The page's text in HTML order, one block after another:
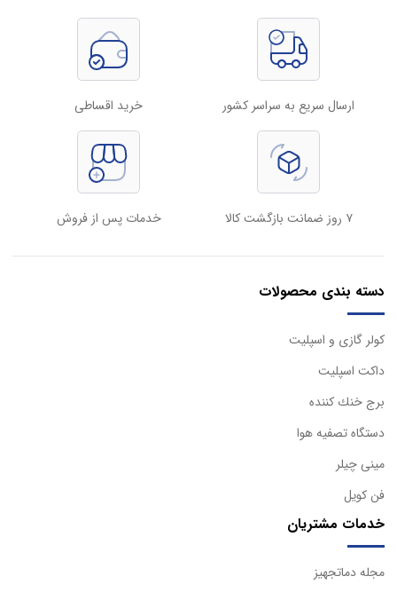
ارسال سریع به سراسر کشور خرید اقساطی
۷ روز ضمانت بازگشت کالا خدمات پس از فروش
دسته بندی محصولات
كولر گازی و اسپليت
داكت اسپليت
برج خنك كننده
دستگاه تصفيه هوا
مینی چیلر
فن کویل
خدمات مشتریان
مجله دماتجهیز